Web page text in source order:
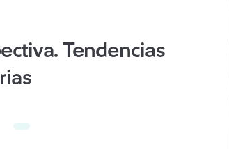
Tendencias